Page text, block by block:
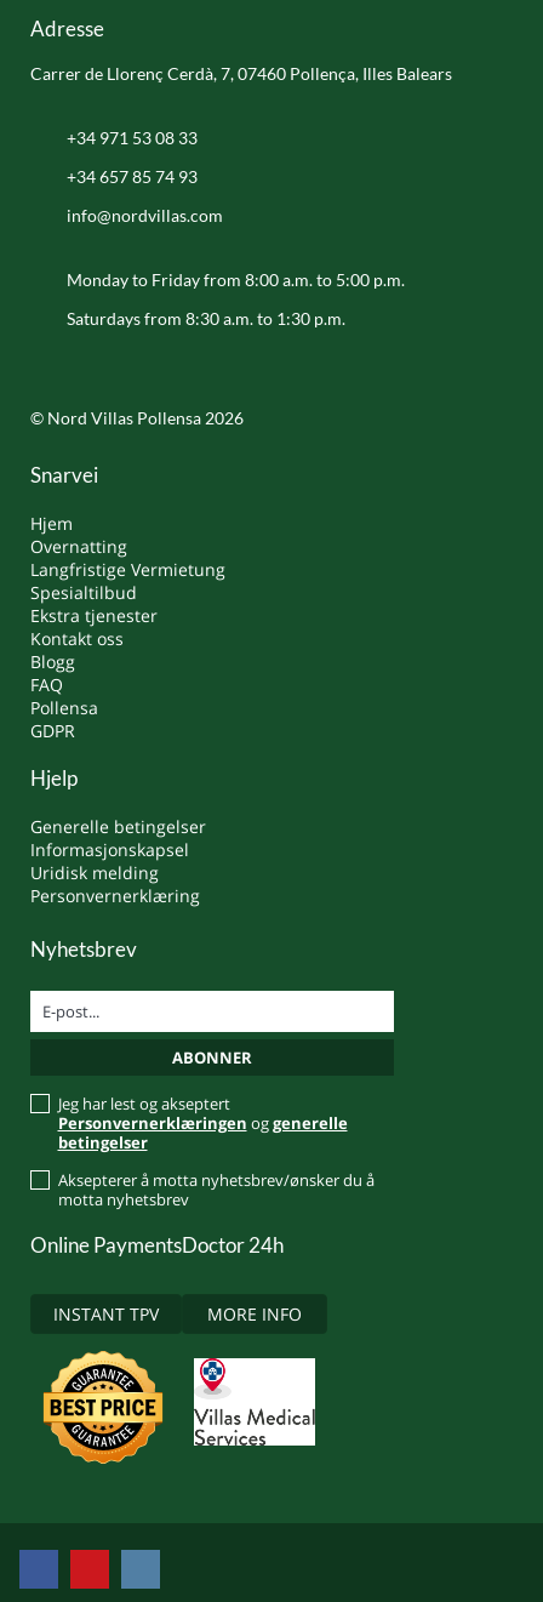
Adresse
Carrer de Llorenç Cerdà, 7, 07460 Pollença, Illes Balears
+34 971 53 08 33
+34 657 85 74 93
info@nordvillas.com
Monday to Friday from 8:00 a.m. to 5:00 p.m.
Saturdays from 8:30 a.m. to 1:30 p.m.
© Nord Villas Pollensa 2026
Snarvei
Hjem
Overnatting
Langfristige Vermietung
Spesialtilbud
Ekstra tjenester
Kontakt oss
Blogg
FAQ
Pollensa
GDPR
Hjelp
Generelle betingelser
Informasjonskapsel
Uridisk melding
Personvernerklæring
Nyhetsbrev
Jeg har lest og akseptert
Personvernerklæringen oggenerelle
betingelser
Aksepterer å motta nyhetsbrev/ønsker du å
motta nyhetsbrev
Online Payments
INSTANT TPV
Doctor 24h
MORE INFO